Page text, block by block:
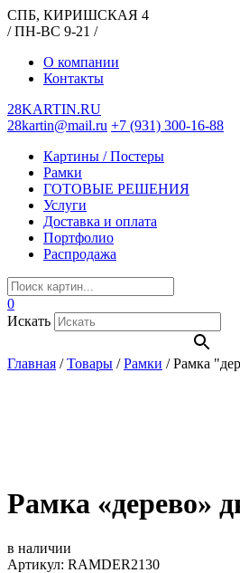
СПБ, КИРИШСКАЯ 4
/ ПН-ВС 9-21 /
О компании
Контакты
28KARTIN.RU
28kartin@mail.ru +7 (931) 300-16-88
Картины / Постеры
Рамки
ГОТОВЫЕ РЕШЕНИЯ
Услуги
Доставка и оплата
Портфолио
Распродажа
0
Искать
Главная /Товары /Рамки /Рамка
Рамка «дерево»
в наличии
Артикул: RAMDER2130